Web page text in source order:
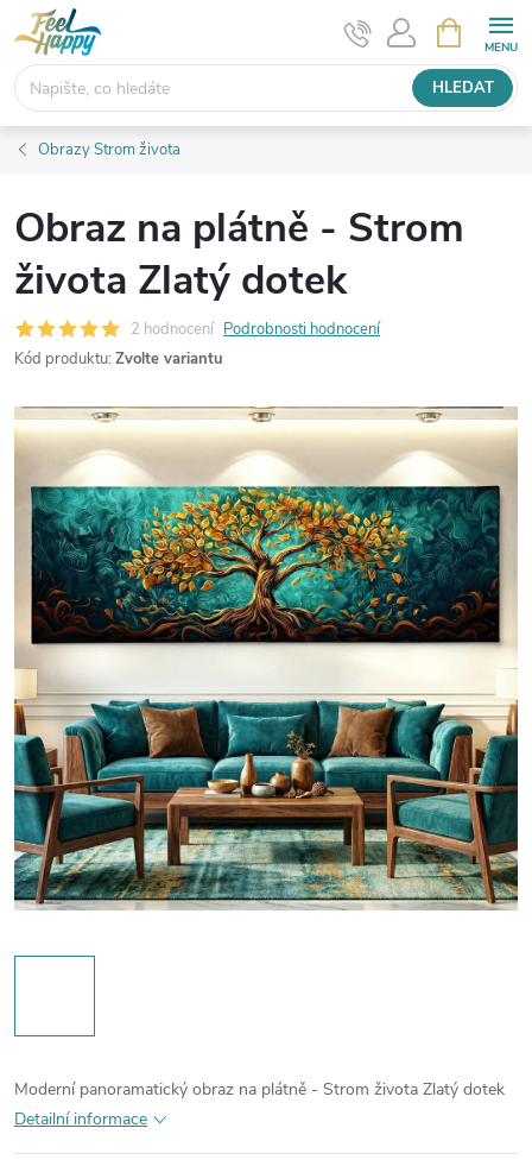
Přejít
na
obsah
HLEDAT
NÁKUPNÍ
KOŠÍK
Obrazy Strom života
Obraz na plátně - Strom
života Zlatý dotek
2 hodnocení Podrobnosti hodnocení
Kód produktu: Zvolte variantu
Moderní panoramatický obraz na plátně - Strom života Zlatý dotek
Detailní informace